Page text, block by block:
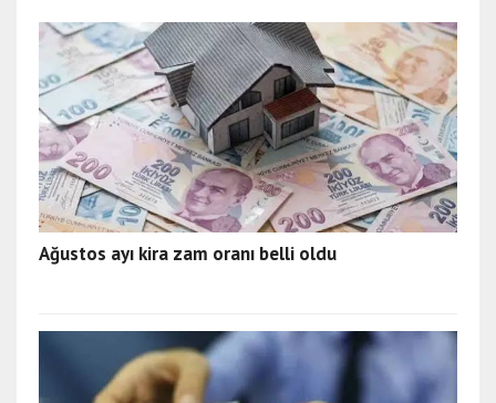
Ağustos ayı kira zam oranı belli oldu